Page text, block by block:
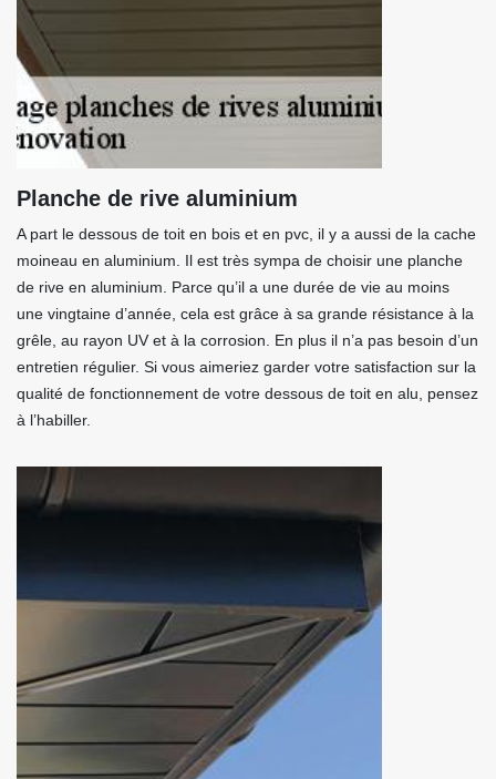
Planche de rive aluminium
A part le dessous de toit en bois et en pvc, il y a aussi de la cache
moineau en aluminium. Il est très sympa de choisir une planche
de rive en aluminium. Parce qu’il a une durée de vie au moins
une vingtaine d’année, cela est grâce à sa grande résistance à la
grêle, au rayon UV et à la corrosion. En plus il n’a pas besoin d’un
entretien régulier. Si vous aimeriez garder votre satisfaction sur la
qualité de fonctionnement de votre dessous de toit en alu, pensez
à l’habiller.